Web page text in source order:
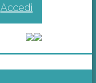
Accedi